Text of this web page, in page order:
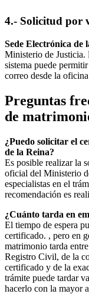
4.- Solicitud por
Sede Electrónica de
Ministerio de Justicia.
sistema puede
correo desde la
Preguntas
de
¿Puedo solicitar el
de la Reina?
Es posible realizar la
oficial del Ministerio
especialistas en el
recomendación es
¿Cuánto tarda en
El tiempo de espera
certificado. , pero en
matrimonio tarda
Registro Civil, de la
certificado y de la
trámite puede tardar
hacerlo con la mayor